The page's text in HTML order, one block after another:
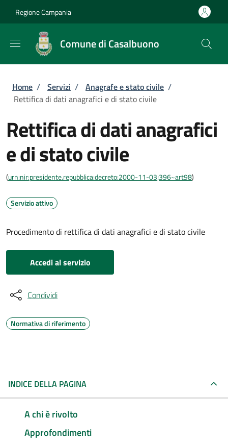
Regione Campania
Comune di Casalbuono
Briciole di pane
Home / Servizi / Anagrafe e stato civile /
Rettifica di dati anagrafici e di stato civile
Rettifica di dati anagrafici
e di stato civile
(urn:nir:presidente.repubblica:decreto:2000-11-03;396~art98)
Servizio attivo
Procedimento di rettifica di dati anagrafici e di stato civile
Accedi al servizio
Condividi
Normativa di riferimento
INDICE DELLA PAGINA
A chi è rivolto
Approfondimenti